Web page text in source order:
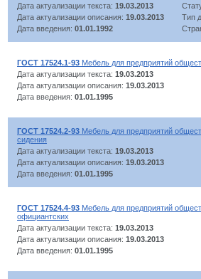
Дата актуализации текста: 19.03.2013
Дата актуализации описания: 19.03.2013 Тип
Дата введения: 01.01.1992
ГОСТ 17524.1-93 Мебель для предприятий
Дата актуализации текста: 19.03.2013
Дата актуализации описания: 19.03.2013
Дата введения: 01.01.1995
ГОСТ 17524.2-93 Мебель для предприятий
сидения
Дата актуализации текста: 19.03.2013
Дата актуализации описания: 19.03.2013
Дата введения: 01.01.1995
ГОСТ 17524.4-93 Мебель для предприятий
официантских
Дата актуализации текста: 19.03.2013
Дата актуализации описания: 19.03.2013
Дата введения: 01.01.1995